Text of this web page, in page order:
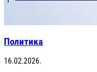
Политика
16.02.2026.